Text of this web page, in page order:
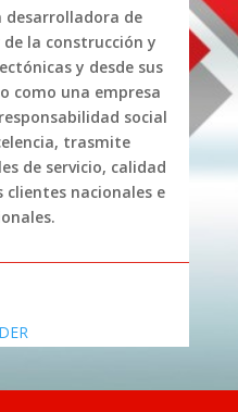
desarrolladora de
la construcción y
y desde sus
como una empresa
social
trasmite
de servicio, calidad
nacionales e